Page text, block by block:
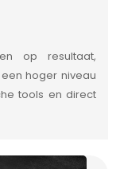
op resultaat,
hoger niveau
tools en direct